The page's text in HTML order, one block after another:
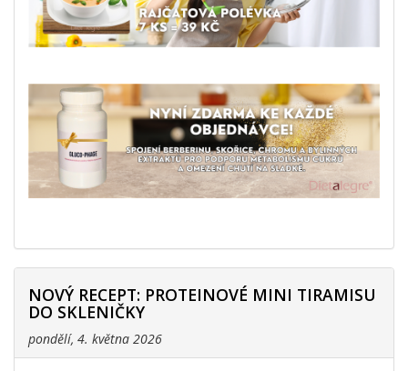
NOVÝ RECEPT: PROTEINOVÉ MINI TIRAMISU
DO SKLENIČKY
pondělí, 4. května 2026